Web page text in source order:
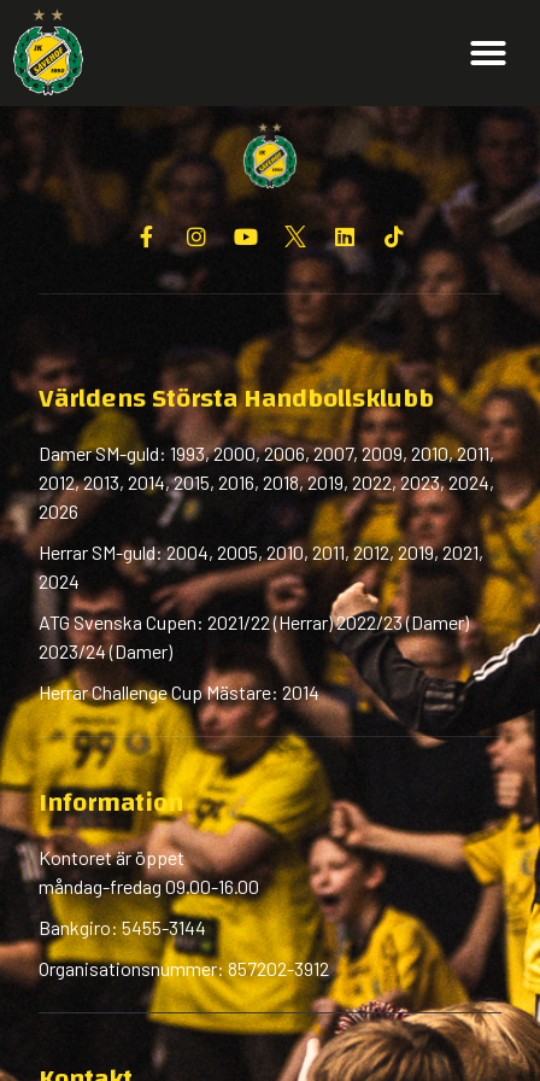
Världens Största Handbollsklubb
Damer SM-guld: 1993, 2000, 2006, 2007, 2009, 2010, 2011,
2012, 2013, 2014, 2015, 2016, 2018, 2019, 2022, 2023, 2024,
2026
Herrar SM-guld: 2004, 2005, 2010, 2011, 2012, 2019, 2021,
2024
ATG Svenska Cupen: 2021/22 (Herrar) 2022/23 (Damer)
2023/24 (Damer)
Herrar Challenge Cup Mästare: 2014
Information
Kontoret är öppet
måndag-fredag 09.00-16.00
Bankgiro: 5455-3144
Organisationsnummer: 857202-3912